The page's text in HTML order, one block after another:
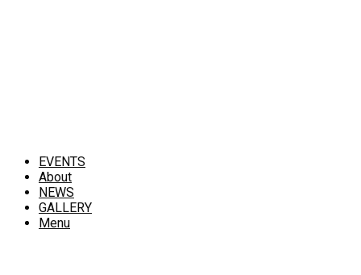
EVENTS
About
NEWS
GALLERY
Menu